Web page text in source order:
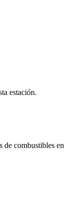
estación.
de combustibles en